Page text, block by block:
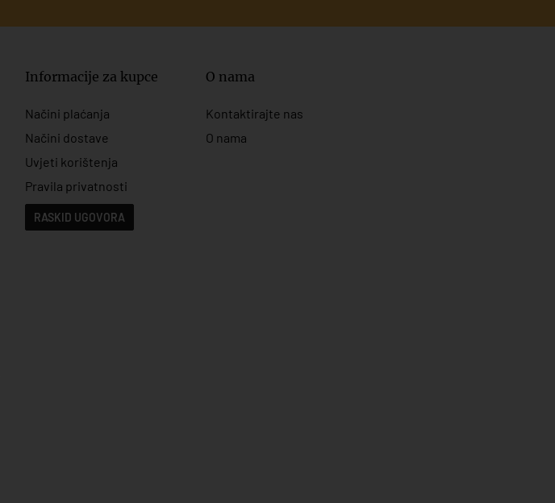
Informacije za kupce
Načini plaćanja
Načini dostave
Uvjeti korištenja
Pravila privatnosti
RASKID UGOVORA
O nama
Kontaktirajte nas
O nama